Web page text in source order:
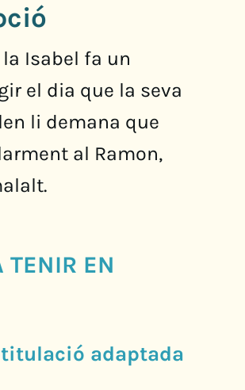
Isabel fa un
el dia que la seva
li demana que
al Ramon,
TENIR EN
adaptada